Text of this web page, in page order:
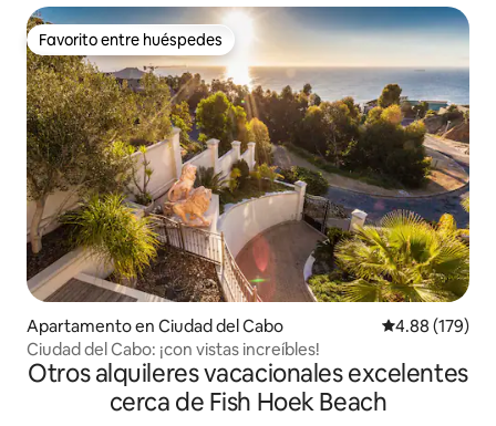
Favorito entre huéspedes
Favorito entre huéspedes
Apartamento en Ciudad del Cabo Calificación
4.88 (179)
Ciudad del Cabo: ¡con vistas increíbles!
Otros alquileres vacacionales excelentes
cerca de Fish Hoek Beach